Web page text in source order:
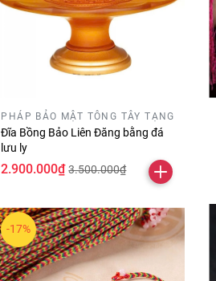
PHÁP BẢO MẬT TÔNG TÂY TẠNG
Đĩa Bồng Bảo Liên Đăng bằng đá
lưu ly
2.900.000₫ 3.500.000₫
-17%